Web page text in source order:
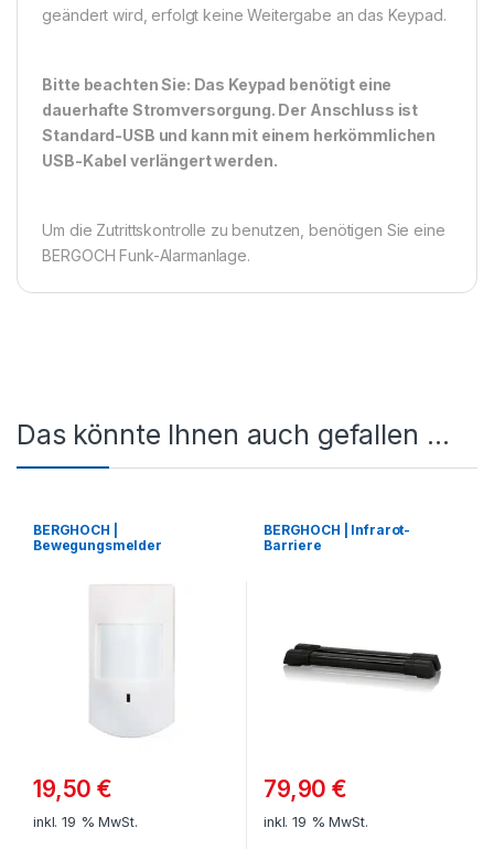
geändert wird, erfolgt keine Weitergabe an das Keypad.
Bitte beachten Sie: Das Keypad benötigt eine
dauerhafte Stromversorgung. Der Anschluss ist
Standard-USB und kann mit einem herkömmlichen
USB-Kabel verlängert werden.
Um die Zutrittskontrolle zu benutzen, benötigen Sie eine
BERGOCH Funk-Alarmanlage.
Das könnte Ihnen auch gefallen …
BERGHOCH |
Bewegungsmelder
19,50€
inkl. 19 % MwSt.
BERGHOCH | Infrarot-
Barriere
79,90€
inkl. 19 % MwSt.